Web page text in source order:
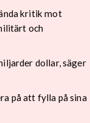
kritik mot
och
dollar, säger
på att fylla på sina